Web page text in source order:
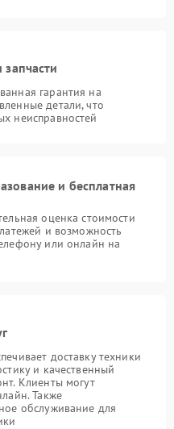
гарантия на
детали, что
неисправностей
и бесплатная
оценка стоимости
и возможность
или онлайн на
доставку техники
и качественный
Клиенты могут
Также
обслуживание для